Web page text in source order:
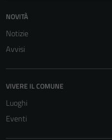
NOVITÀ
Notizie
Avvisi
VIVERE IL COMUNE
Luoghi
Eventi